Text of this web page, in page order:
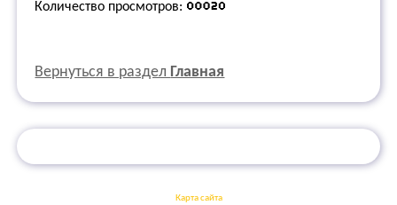
Количество просмотров:
Вернуться в раздел Главная
Карта сайта